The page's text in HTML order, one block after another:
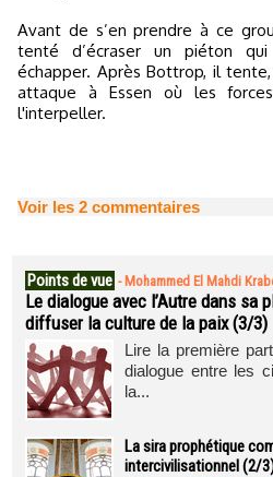
Avant de s’en prendre à ce
tenté d’écraser un piéton
échapper. Après Bottrop, il
attaque à Essen où les
l'interpeller.
Voir les 2 commentaires
Points de vue - Mohammed El Mahdi
Le dialogue avec l’Autre dans sa
diffuser la culture de la paix (3/3)
Lire la première
dialogue entre les
la...
La sira prophétique
intercivilisationnel (2/